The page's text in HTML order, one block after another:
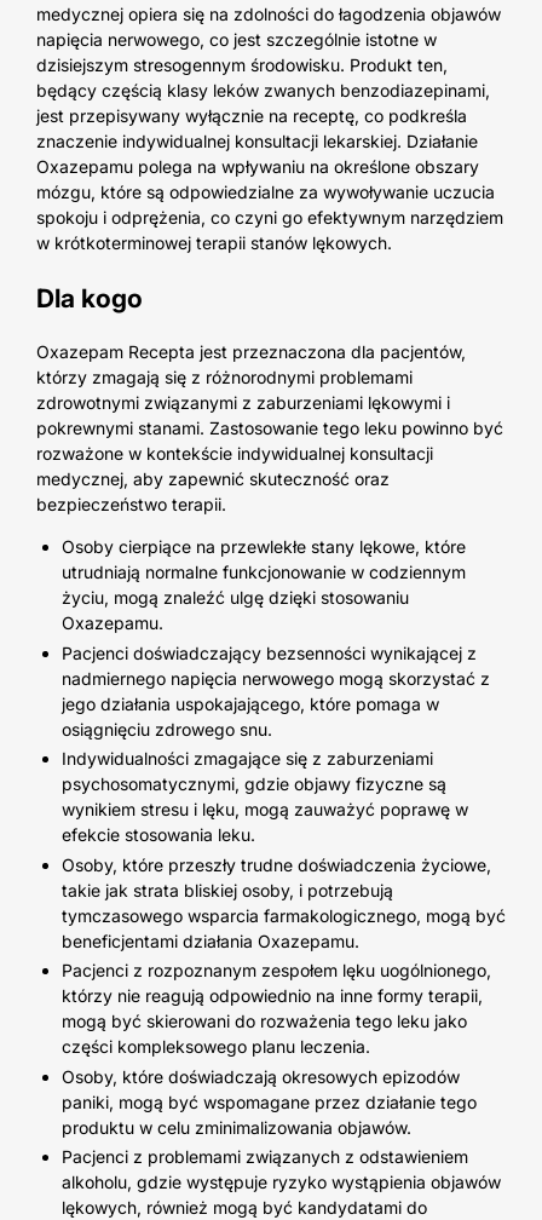
medycznej opiera się na zdolności do łagodzenia objawów
napięcia nerwowego, co jest szczególnie istotne w
dzisiejszym stresogennym środowisku. Produkt ten,
będący częścią klasy leków zwanych benzodiazepinami,
jest przepisywany wyłącznie na receptę, co podkreśla
znaczenie indywidualnej konsultacji lekarskiej. Działanie
Oxazepamu polega na wpływaniu na określone obszary
mózgu, które są odpowiedzialne za wywoływanie uczucia
spokoju i odprężenia, co czyni go efektywnym narzędziem
w krótkoterminowej terapii stanów lękowych.
Dla kogo
Oxazepam Recepta jest przeznaczona dla pacjentów,
którzy zmagają się z różnorodnymi problemami
zdrowotnymi związanymi z zaburzeniami lękowymi i
pokrewnymi stanami. Zastosowanie tego leku powinno być
rozważone w kontekście indywidualnej konsultacji
medycznej, aby zapewnić skuteczność oraz
bezpieczeństwo terapii.
Osoby cierpiące na przewlekłe stany lękowe, które
utrudniają normalne funkcjonowanie w codziennym
życiu, mogą znaleźć ulgę dzięki stosowaniu
Oxazepamu.
Pacjenci doświadczający bezsenności wynikającej z
nadmiernego napięcia nerwowego mogą skorzystać z
jego działania uspokajającego, które pomaga w
osiągnięciu zdrowego snu.
Indywidualności zmagające się z zaburzeniami
psychosomatycznymi, gdzie objawy fizyczne są
wynikiem stresu i lęku, mogą zauważyć poprawę w
efekcie stosowania leku.
Osoby, które przeszły trudne doświadczenia życiowe,
takie jak strata bliskiej osoby, i potrzebują
tymczasowego wsparcia farmakologicznego, mogą być
beneficjentami działania Oxazepamu.
Pacjenci z rozpoznanym zespołem lęku uogólnionego,
którzy nie reagują odpowiednio na inne formy terapii,
mogą być skierowani do rozważenia tego leku jako
części kompleksowego planu leczenia.
Osoby, które doświadczają okresowych epizodów
paniki, mogą być wspomagane przez działanie tego
produktu w celu zminimalizowania objawów.
Pacjenci z problemami związanych z odstawieniem
alkoholu, gdzie występuje ryzyko wystąpienia objawów
lękowych, również mogą być kandydatami do